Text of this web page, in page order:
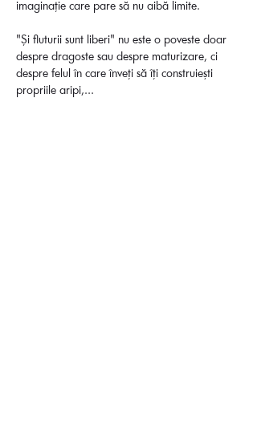
imaginație care pare să nu aibă limite.
"Și fluturii sunt liberi" nu este o poveste doar
despre dragoste sau despre maturizare, ci
despre felul în care înveți să îți construiești
propriile aripi,…